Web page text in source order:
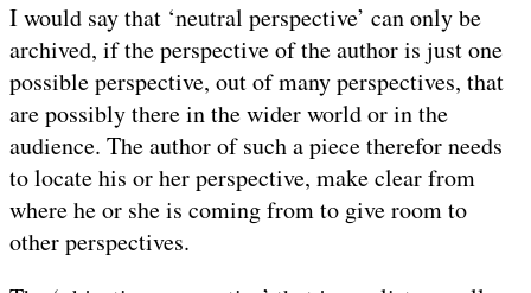
I would say that ‘neutral perspective’ can only be
archived, if the perspective of the author is just one
possible perspective, out of many perspectives, that
are possibly there in the wider world or in the
audience. The author of such a piece therefor needs
to locate his or her perspective, make clear from
where he or she is coming from to give room to
other perspectives.